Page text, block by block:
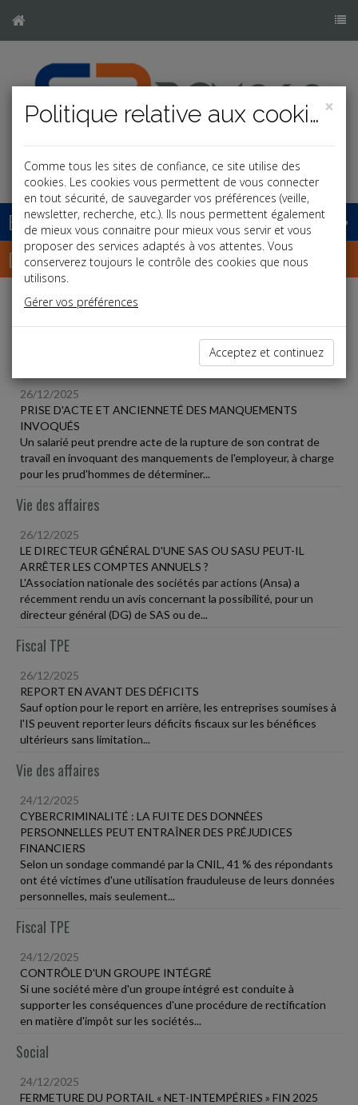
Base documentaire
Dépêches
Liste des dernières dépêches
26/12/2025
PRISE D'ACTE ET ANCIENNETÉ DES MANQUEMENTS
INVOQUÉS
Un salarié peut prendre acte de la rupture de son contrat de
travail en invoquant des manquements de l'employeur, à charge
pour les prud'hommes de déterminer...
Vie des affaires
26/12/2025
LE DIRECTEUR GÉNÉRAL D'UNE SAS OU SASU PEUT-IL
ARRÊTER LES COMPTES ANNUELS ?
L'Association nationale des sociétés par actions (Ansa) a
récemment rendu un avis concernant la possibilité, pour un
directeur général (DG) de SAS ou de...
Fiscal TPE
26/12/2025
REPORT EN AVANT DES DÉFICITS
Sauf option pour le report en arrière, les entreprises soumises à
l'IS peuvent reporter leurs déficits fiscaux sur les bénéfices
ultérieurs sans limitation...
Vie des affaires
24/12/2025
CYBERCRIMINALITÉ : LA FUITE DES DONNÉES
PERSONNELLES PEUT ENTRAÎNER DES PRÉJUDICES
FINANCIERS
Selon un sondage commandé par la CNIL, 41 % des répondants
ont été victimes d'une utilisation frauduleuse de leurs données
personnelles, mais seulement...
Fiscal TPE
24/12/2025
CONTRÔLE D'UN GROUPE INTÉGRÉ
Si une société mère d'un groupe intégré est conduite à
supporter les conséquences d'une procédure de rectification
en matière d'impôt sur les sociétés...
Social
24/12/2025
FERMETURE DU PORTAIL « NET-INTEMPÉRIES » FIN 2025
×
Politique relative aux cookies
Comme tous les sites de confiance, ce site utilise des
cookies. Les cookies vous permettent de vous connecter
en tout sécurité, de sauvegarder vos préférences (veille,
newsletter, recherche, etc.). Ils nous permettent également
de mieux vous connaitre pour mieux vous servir et vous
proposer des services adaptés à vos attentes. Vous
conserverez toujours le contrôle des cookies que nous
utilisons.
Gérer vos préférences
Acceptez et continuez